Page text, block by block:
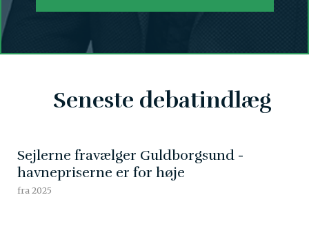
Seneste debatindlæg
Sejlerne fravælger Guldborgsund -
havnepriserne er for høje
fra 2025